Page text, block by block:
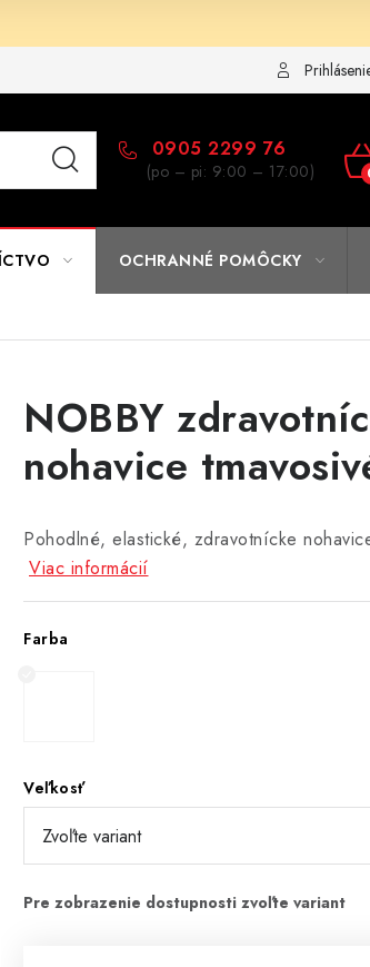
Formulár na výmenu tovaru
0905 2299 76
(po – pi: 9:00 – 17:00)
OCHRANNÉ POMÔCKY
NOBBY
nohavice
Pohodlné, elastické, zdravotnícke
Viac informácií
Farba
Veľkosť